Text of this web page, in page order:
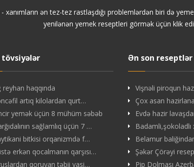
xanımların ən tez-tez rastlaşdığı problemlərdən biri də
yenilənən yemek reseptleri görmək üçün klik
tövsiyələr
reyhan haqqında
artıq kilolardan qurt…
yemək üçün 8 mühüm səbəb
sağlamlıq üçün 7 …
bitkisi orqanizmdə f…
erkən qocalmanın qarşısı…
qoruyan təbii vasi…
Ən son reseptlər
Vişnəli piroqun
Çox asan
Evdə hazir
Belamur
Şəkər Çörəyi
Pip Dolması